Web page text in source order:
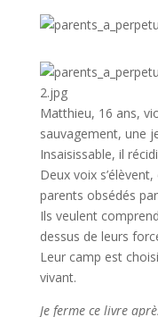
Matthieu, 16 ans,
sauvagement, une
Insaisissable, il
Deux voix
parents obsédés
Ils veulent
dessus de leurs
Leur camp est
vivant.
Je ferme ce livre